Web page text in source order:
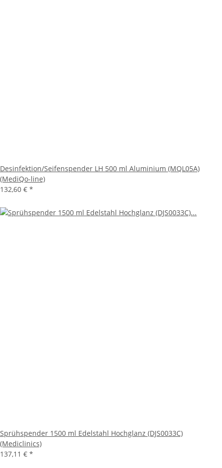
Desinfektion/Seifenspender LH 500 ml Aluminium (MQL05A)
(MediQo-line)
132,60 € *
Sprühspender 1500 ml Edelstahl Hochglanz (DJS0033C)
(Mediclinics)
137,11 € *